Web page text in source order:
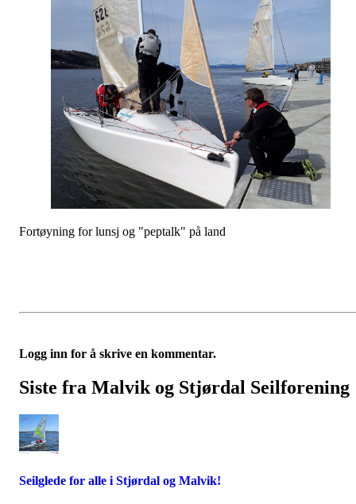
Fortøyning for lunsj og "peptalk" på land
Logg inn for å skrive en kommentar.
Siste fra Malvik og Stjørdal Seilforening
Seilglede for alle i Stjørdal og Malvik!